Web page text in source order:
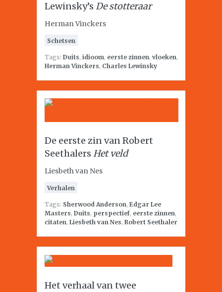
Lewinsky’s De stotteraar
Herman Vinckers
Schetsen
Tags: Duits, idioom, eerste zinnen, vloeken,
Herman Vinckers, Charles Lewinsky
De eerste zin van Robert
Seethalers Het veld
Liesbeth van Nes
Verhalen
Tags: Sherwood Anderson, Edgar Lee
Masters, Duits, perspectief, eerste zinnen,
citaten, Liesbeth van Nes, Robert Seethaler
Het verhaal van twee